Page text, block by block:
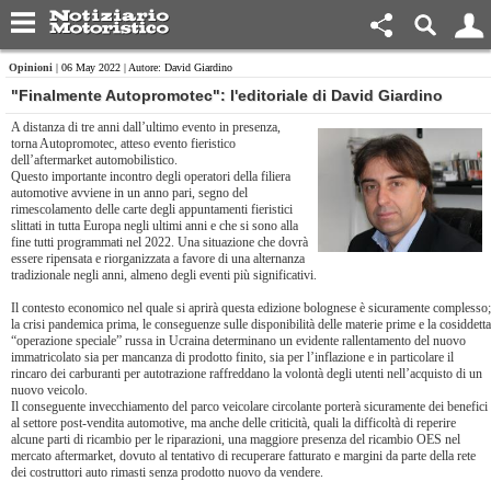
Opinioni | 06 May 2022 | Autore: David Giardino
"Finalmente Autopromotec": l'editoriale di David Giardino
A distanza di tre anni dall’ultimo evento in presenza,
torna Autopromotec, atteso evento fieristico
dell’aftermarket automobilistico.
Questo importante incontro degli operatori della filiera
automotive avviene in un anno pari, segno del
rimescolamento delle carte degli appuntamenti fieristici
slittati in tutta Europa negli ultimi anni e che si sono alla
fine tutti programmati nel 2022. Una situazione che dovrà
essere ripensata e riorganizzata a favore di una alternanza
tradizionale negli anni, almeno degli eventi più significativi.
Il contesto economico nel quale si aprirà questa edizione bolognese è sicuramente complesso;
la crisi pandemica prima, le conseguenze sulle disponibilità delle materie prime e la cosiddetta
“operazione speciale” russa in Ucraina determinano un evidente rallentamento del nuovo
immatricolato sia per mancanza di prodotto finito, sia per l’inflazione e in particolare il
rincaro dei carburanti per autotrazione raffreddano la volontà degli utenti nell’acquisto di un
nuovo veicolo.
Il conseguente invecchiamento del parco veicolare circolante porterà sicuramente dei benefici
al settore post-vendita automotive, ma anche delle criticità, quali la difficoltà di reperire
alcune parti di ricambio per le riparazioni, una maggiore presenza del ricambio OES nel
mercato aftermarket, dovuto al tentativo di recuperare fatturato e margini da parte della rete
dei costruttori auto rimasti senza prodotto nuovo da vendere.